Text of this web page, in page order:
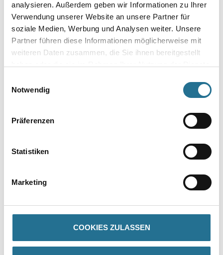
analysieren. Außerdem geben wir Informationen zu Ihrer
Verwendung unserer Website an unsere Partner für
soziale Medien, Werbung und Analysen weiter. Unsere
Partner führen diese Informationen möglicherweise mit
weiteren Daten zusammen, die Sie ihnen bereitgestellt
Notwendig
Präferenzen
Statistiken
Marketing
COOKIES ZULASSEN
Umrechnungsfaktoren
- Vollsynthetische Mischung M3
- Blauer Deckel
- Buchenholzstiel